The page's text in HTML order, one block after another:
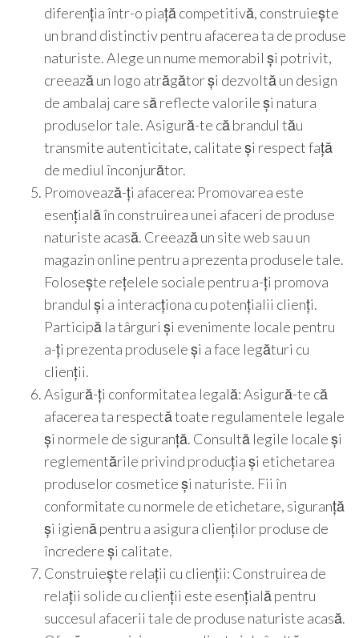
diferenția într-o piață competitivă, construiește
un brand distinctiv pentru afacerea ta de produse
naturiste. Alege un nume memorabil și potrivit,
creează un logo atrăgător și dezvoltă un design
de ambalaj care să reflecte valorile și natura
produselor tale. Asigură-te că brandul tău
transmite autenticitate, calitate și respect față
de mediul înconjurător.
Promovează-ți afacerea: Promovarea este
esențială în construirea unei afaceri de produse
naturiste acasă. Creează un site web sau un
magazin online pentru a prezenta produsele tale.
Folosește rețelele sociale pentru a-ți promova
brandul și a interacționa cu potențialii clienți.
Participă la târguri și evenimente locale pentru
a-ți prezenta produsele și a face legături cu
clienții.
Asigură-ți conformitatea legală: Asigură-te că
afacerea ta respectă toate regulamentele legale
și normele de siguranță. Consultă legile locale și
reglementările privind producția și etichetarea
produselor cosmetice și naturiste. Fii în
conformitate cu normele de etichetare, siguranță
și igienă pentru a asigura clienților produse de
încredere și calitate.
Construiește relații cu clienții: Construirea de
relații solide cu clienții este esențială pentru
succesul afacerii tale de produse naturiste acasă.